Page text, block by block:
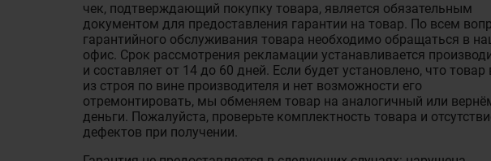
чек, подтверждающий покупку товара, является обязательным
документом для предоставления гарантии на товар. По всем
гарантийного обслуживания товара необходимо обращаться в
офис. Срок рассмотрения рекламации устанавливается
и составляет от 14 до 60 дней. Если будет установлено, что
из строя по вине производителя и нет возможности его
отремонтировать, мы обменяем товар на аналогичный или
деньги. Пожалуйста, проверьте комплектность товара и
дефектов при получении.